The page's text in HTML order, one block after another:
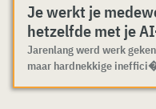
Je werkt je
hetzelfde met je
Jarenlang werd werk
maar hardnekkige